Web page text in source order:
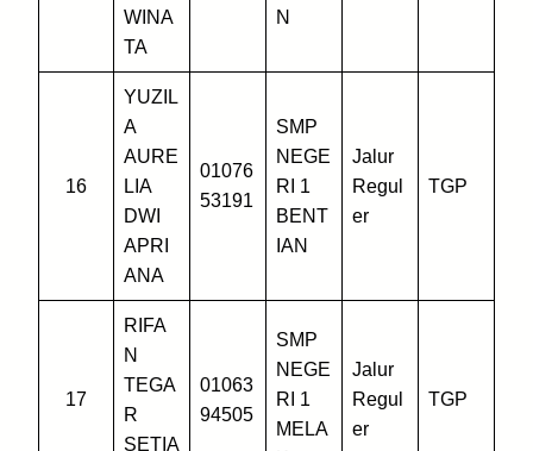
WINA
TA
N
16
YUZIL
A
AURE
LIA
DWI
APRI
ANA
01076
53191
SMP
NEGE
RI 1
BENT
IAN
Jalur
Regul
er
TGP
17
RIFA
N
TEGA
R
SETIA
01063
94505
SMP
NEGE
RI 1
MELA
Jalur
Regul
er
TGP